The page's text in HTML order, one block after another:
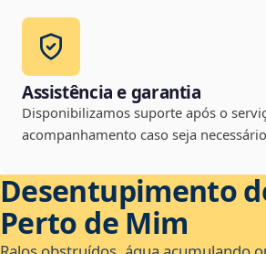
Assistência e garantia
Disponibilizamos suporte após o
acompanhamento caso seja
Desentupimento
Perto de Mim